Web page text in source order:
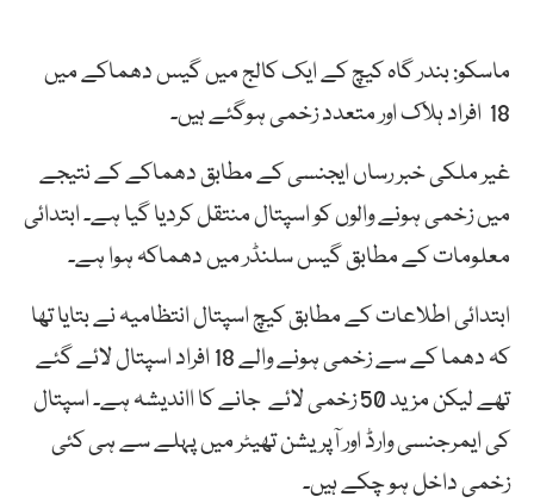
ماسکو: بندر گاہ کیچ کے ایک کالج میں گیس دھماکے میں
18 افراد ہلاک اور متعدد زخمی ہوگئے ہیں۔
غیر ملکی خبر رساں ایجنسی کے مطابق دھماکے کے نتیجے
میں زخمی ہونے والوں کو اسپتال منتقل کردیا گیا ہے۔ ابتدائی
معلومات کے مطابق گیس سلنڈر میں دھماکہ ہوا ہے۔
ابتدائی اطلاعات کے مطابق کیچ اسپتال انتظامیہ نے بتایا تھا
کہ دھما کے سے زخمی ہونے والے 18 افراد اسپتال لائے گئے
تھے لیکن مزید 50 زخمی لائے جانے کا ااندیشہ ہے۔ اسپتال
کی ایمرجنسی وارڈ اور آپریشن تھیٹر میں پہلے سے ہی کئی
زخمی داخل ہو چکے ہیں۔